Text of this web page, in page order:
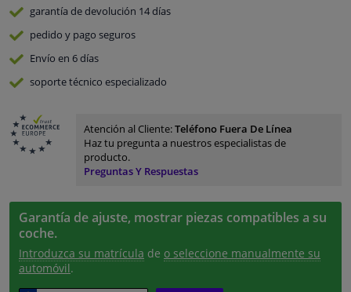
garantía de devolución 14 días
pedido y pago seguros
Envío en 6 días
soporte técnico especializado
Atención al Cliente:Teléfono Fuera De Línea
Haz tu pregunta a nuestros especialistas de
producto.
Preguntas Y Respuestas
Garantía de ajuste, mostrar piezas compatibles a su
coche.
Introduzca su matrícula de o seleccione manualmente su
automóvil.